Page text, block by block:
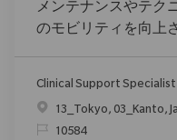
メンテナンスやテク
のモビリティを向上
Clinical Support Specialist
Ubicación
13_Tokyo, 03_Kanto,
ReqId10584